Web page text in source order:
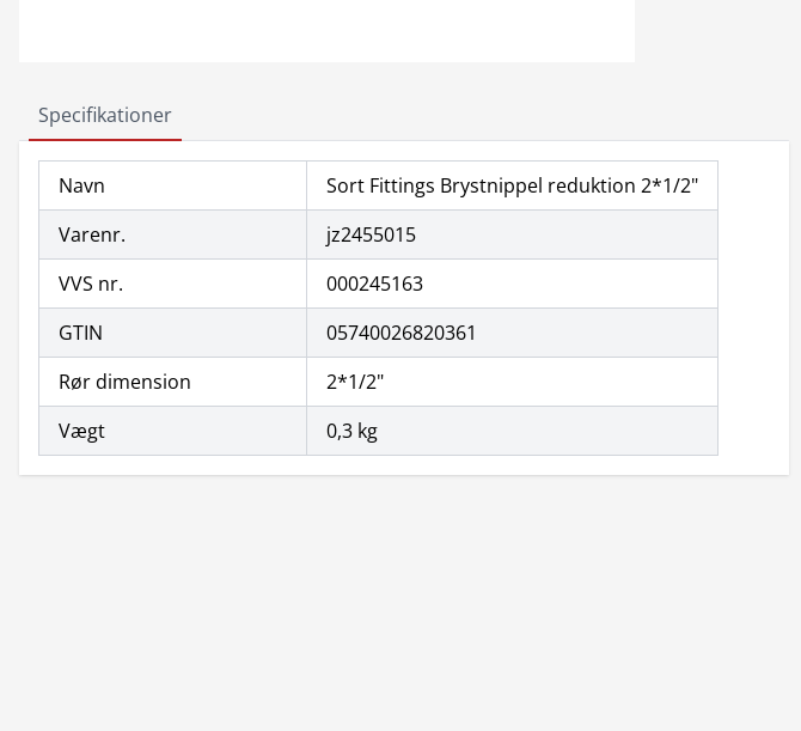
Specifikationer
Navn
Sort Fittings Brystnippel reduktion 2*1/2"
Varenr.
jz2455015
VVS nr.
000245163
GTIN
05740026820361
Rør dimension
2*1/2"
Vægt
0,3 kg